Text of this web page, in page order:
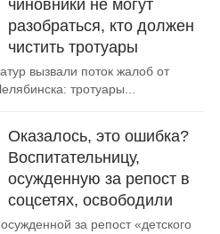
чиновники не могут
разобраться, кто должен
чистить тротуары
вызвали поток жалоб от
тротуары...
Оказалось, это ошибка?
Воспитательницу,
осужденную за репост в
соцсетях, освободили
за репост «детского